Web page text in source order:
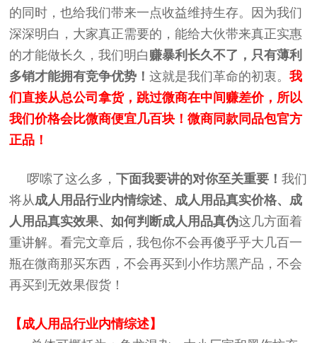
的同时，也给我们带来一点收益维持生存。因为我们
深深明白，大家真正需要的，能给大伙带来真正实惠
的才能做长久，我们明白 赚暴利长久不了，只有薄利
多销才能拥有竞争优势！这就是我们革命的初衷。我
们直接从总公司拿货，跳过微商在中间赚差价，所以
我们价格会比微商便宜几百块！微商同款同品包官方
正品！
啰嗦了这么多，下面我要讲的对你至关重要！我们
将从成人用品行业内情综述、成人用品真实价格、 成
人用品真实效果、如何判断成人用品真伪这几方面着
重讲解。看完文章后，我包你不会再傻乎乎大几百一
瓶在微商那买东西，不会再买到小作坊黑产品，不会
再买到无效果假货！
【成人用品行业内情综述】